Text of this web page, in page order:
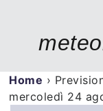
Home ›
mercoledì 24